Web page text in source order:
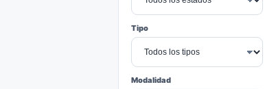
Tipo
Modalidad